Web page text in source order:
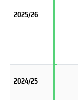
2025/26
2024/25